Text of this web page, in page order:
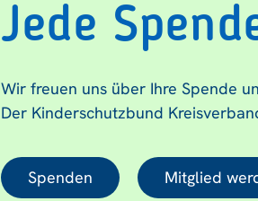
Jede
Wir freuen uns über Ihre Spende
Der Kinderschutzbund
Spenden Mitglied